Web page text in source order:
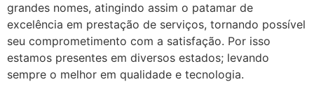
grandes nomes, atingindo assim o patamar de
excelência em prestação de serviços, tornando possível
seu comprometimento com a satisfação. Por isso
estamos presentes em diversos estados; levando
sempre o melhor em qualidade e tecnologia.